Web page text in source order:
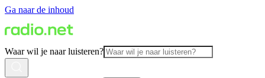
Ga naar de inhoud
Waar wil je naar luisteren?